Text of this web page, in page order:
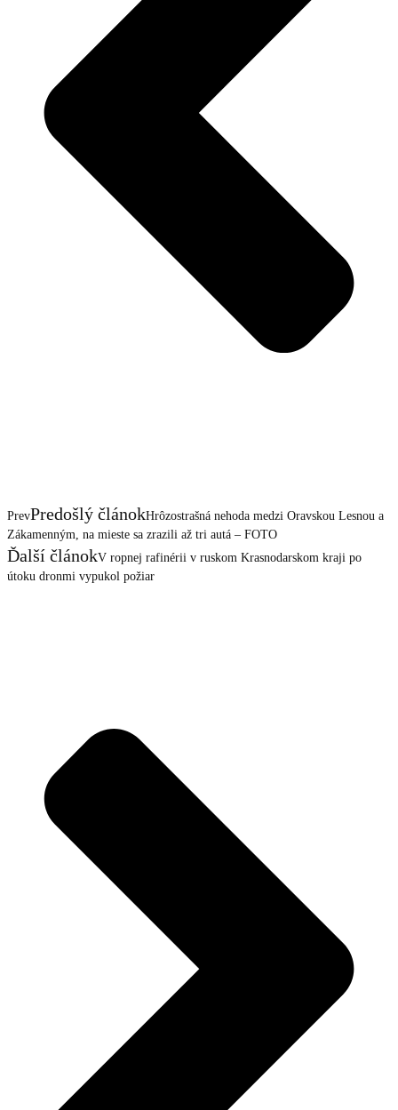
PrevPredošlý článokHrôzostrašná nehoda medzi Oravskou Lesnou a
Zákamenným, na mieste sa zrazili až tri autá – FOTO
Ďalší článokV ropnej rafinérii v ruskom Krasnodarskom kraji po
útoku dronmi vypukol požiar